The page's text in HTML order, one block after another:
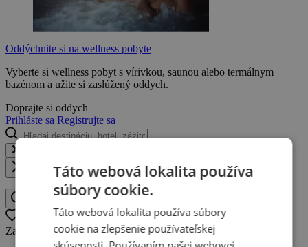
Oddýchnite si na wellness pobyte
Vyberte si wellness pobyt s vírivkou, saunou alebo termálnym
bazénom a užite si zaslúžený oddych.
Doprajte si oddych
Prihláste sa Registrujte sa
Zavrieť
Hľadaj destináciu, hotel, zážitok
Oblíbené 0
Zatiaľ nemáte žiadne obľúbené ponuky.
Táto webová lokalita používa
súbory cookie.
Táto webová lokalita používa súbory
cookie na zlepšenie používateľskej